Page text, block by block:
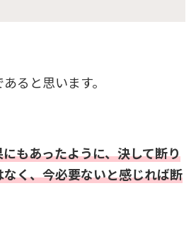
ると思います。
もあったように、決して断り
く、今必要ないと感じれば断